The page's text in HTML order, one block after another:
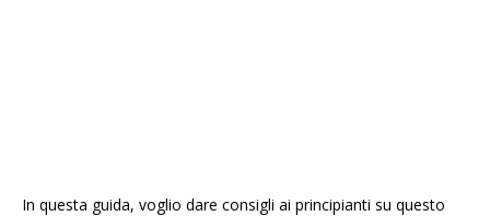
In questa guida, voglio dare consigli ai principianti su questo